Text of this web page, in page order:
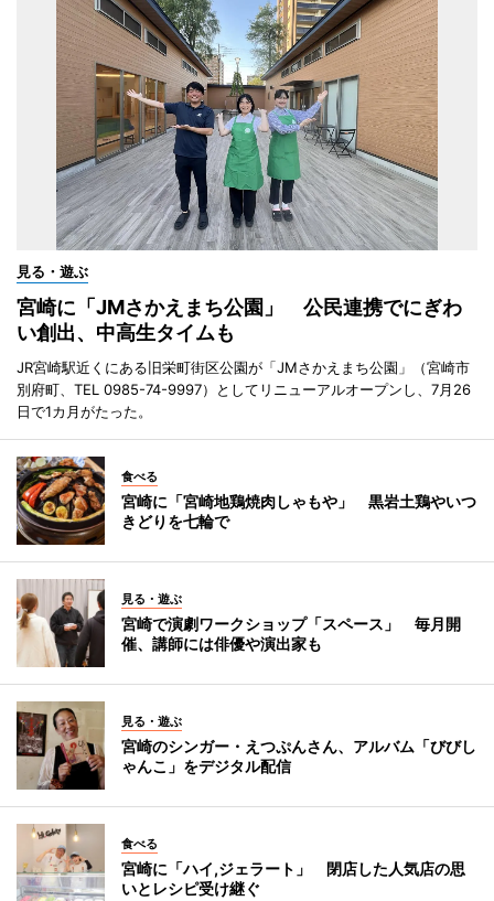
見る・遊ぶ
宮崎に「JMさかえまち公園」 公民連携でにぎわ
い創出、中高生タイムも
JR宮崎駅近くにある旧栄町街区公園が「JMさかえまち公園」（宮崎市
別府町、TEL 0985-74-9997）としてリニューアルオープンし、7月26
日で1カ月がたった。
食べる
宮崎に「宮崎地鶏焼肉しゃもや」 黒岩土鶏やいつ
きどりを七輪で
見る・遊ぶ
宮崎で演劇ワークショップ「スペース」 毎月開
催、講師には俳優や演出家も
見る・遊ぶ
宮崎のシンガー・えつぷんさん、アルバム「びびし
ゃんこ」をデジタル配信
食べる
宮崎に「ハイ,ジェラート」 閉店した人気店の思
いとレシピ受け継ぐ